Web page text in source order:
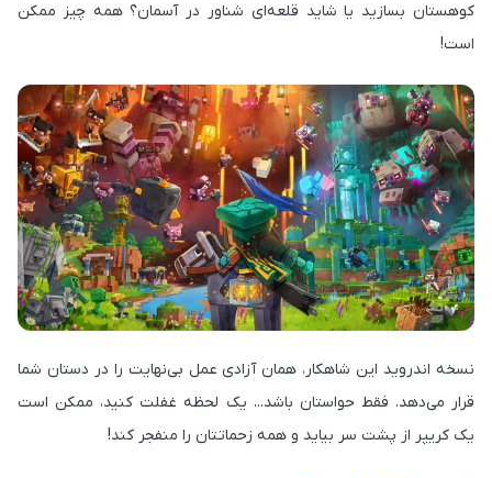
کوهستان بسازید یا شاید قلعه‌ای شناور در آسمان؟ همه چیز ممکن
است!
نسخه اندروید این شاهکار، همان آزادی عمل بی‌نهایت را در دستان شما
قرار می‌دهد. فقط حواستان باشد... یک لحظه غفلت کنید، ممکن است
یک کریپر از پشت سر بیاید و همه زحماتتان را منفجر کند!